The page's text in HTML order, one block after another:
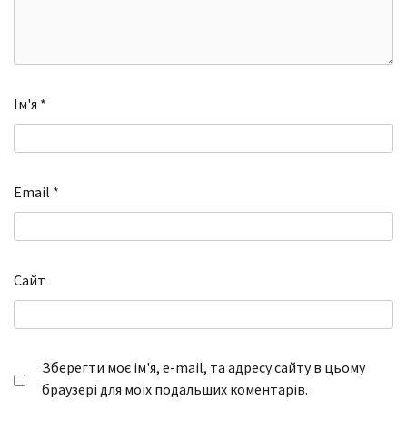
Ім'я *
Email *
Сайт
Зберегти моє ім'я, e-mail, та адресу сайту в цьому
браузері для моїх подальших коментарів.